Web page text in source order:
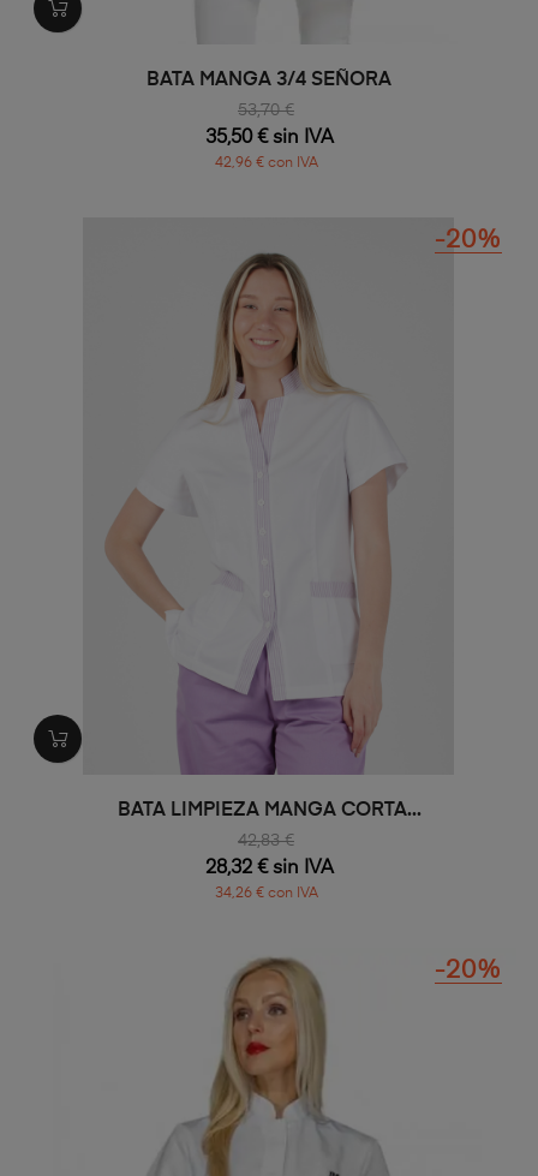
BATA MANGA 3/4 SEÑORA
53,70 €
35,50 € sin IVA
42,96 € con IVA
BATA LIMPIEZA MANGA CORTA...
42,83 €
-20%
28,32 € sin IVA
34,26 € con IVA
-20%